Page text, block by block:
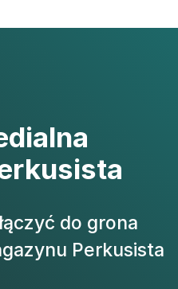
do grona
Perkusista